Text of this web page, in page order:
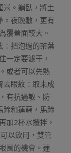
米。躺臥，將土
。夜晚敷，更有
覆蓋面較大。
：把泡過的茶葉
一定要濾干，
或者可以先熱
去眼紋：取未成
有抗過敏、防
蹄和蓮藕，馬蹄
加2杯水攪拌，
以飲用，雙管
圈的機會。蓮